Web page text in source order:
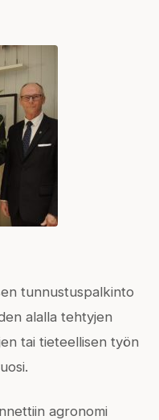
tunnustuspalkinto
alalla tehtyjen
tai tieteellisen työn
agronomi